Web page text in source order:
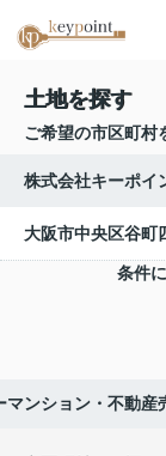
土地を探す
ご希望の市区町村
株式会社キーポイ
大阪市中央区谷町
条件
ンション・不動産